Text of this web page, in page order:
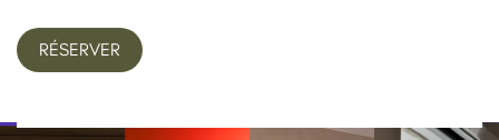
RÉSERVER